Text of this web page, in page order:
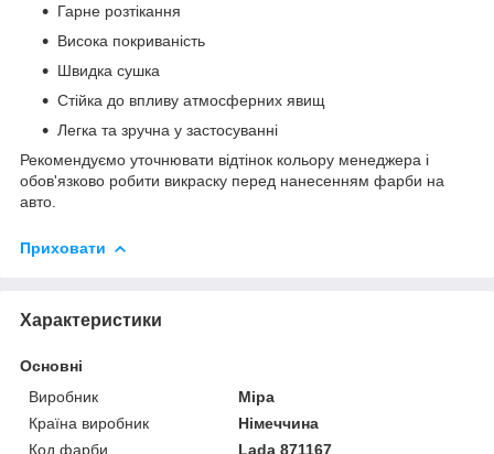
Гарне розтікання
Висока покриваність
Швидка сушка
Стійка до впливу атмосферних явищ
Легка та зручна у застосуванні
Рекомендуємо уточнювати відтінок кольору менеджера і
обов'язково робити викраску перед нанесенням фарби на
авто.
Приховати
Характеристики
Основні
Виробник
Mipa
Країна виробник
Німеччина
Код фарби
Lada 871167